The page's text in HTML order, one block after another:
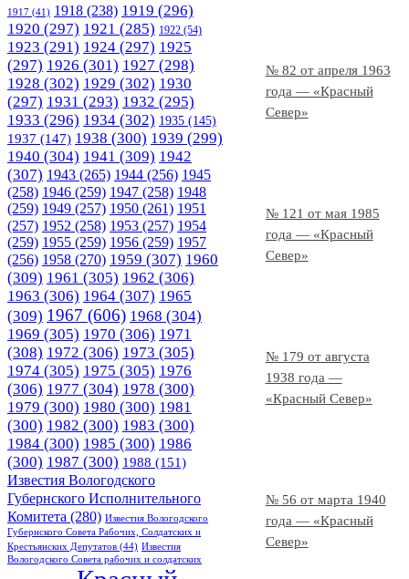
№ 82 от апреля 1963
года — «Красный
Север»
№ 121 от мая 1985
года — «Красный
Север»
№ 179 от августа
1938 года —
«Красный Север»
№ 56 от марта 1940
года — «Красный
Север»
1917 (41) 1918 (238) 1919 (296)
1920 (297) 1921 (285) 1922 (54)
1923 (291) 1924 (297) 1925
(297) 1926 (301) 1927 (298)
1928 (302) 1929 (302) 1930
(297) 1931 (293) 1932 (295)
1933 (296) 1934 (302) 1935 (145)
1937 (147) 1938 (300) 1939 (299)
1940 (304) 1941 (309) 1942
(307) 1943 (265) 1944 (256) 1945
(258) 1946 (259) 1947 (258) 1948
(259) 1949 (257) 1950 (261) 1951
(257) 1952 (258) 1953 (257) 1954
(259) 1955 (259) 1956 (259) 1957
(256) 1958 (270) 1959 (307) 1960
(309) 1961 (305) 1962 (306)
1963 (306) 1964 (307) 1965
(309) 1967 (606) 1968 (304)
1969 (305) 1970 (306) 1971
(308) 1972 (306) 1973 (305)
1974 (305) 1975 (305) 1976
(306) 1977 (304) 1978 (300)
1979 (300) 1980 (300) 1981
(300) 1982 (300) 1983 (300)
1984 (300) 1985 (300) 1986
(300) 1987 (300) 1988 (151)
Известия Вологодского
Губернского Исполнительного
Комитета (280) Известия Вологодского
Губернского Совета Рабочих, Солдатских и
Крестьянских Депутатов (44) Известия
Вологодского Совета рабочих и солдатских